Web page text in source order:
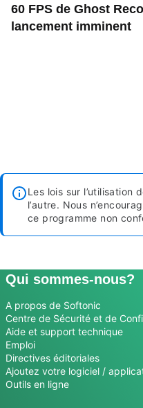
60 FPS de Ghost
lancement imminent
Les lois sur l’utilisation
l’autre. Nous
ce programme non
Qui sommes-nous?
A propos de Softonic
Centre de Sécurité et de
Aide et support technique
Emploi
Directives éditoriales
Ajoutez votre logiciel /
Outils en ligne